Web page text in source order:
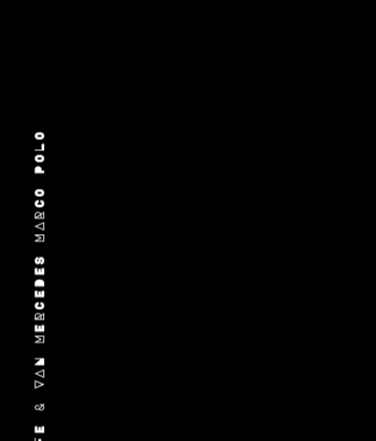
BLOG VANLIFE & VAN MERCEDES MARCO POLO